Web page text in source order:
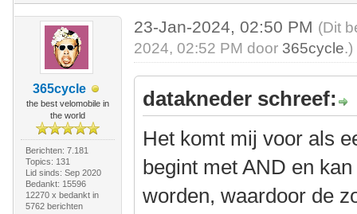
365cycle
the best velomobile in
the world
Berichten: 7.181
Topics: 131
Lid sinds: Sep 2020
Bedankt: 15596
12270 x bedankt in
5762 berichten
23-Jan-2024, 02:50 PM (Dit
2024, 02:52 PM door 365cycle.)
datakneder schreef:
Het komt mij voor als
begint met AND en
worden, waardoor de